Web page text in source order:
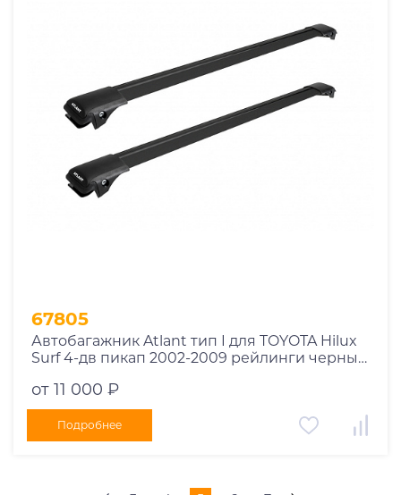
67805
Автобагажник Atlant тип I для TOYOTA Hilux
Surf 4-дв пикап 2002-2009 рейлинги черные
от 11 000 ₽
Подробнее